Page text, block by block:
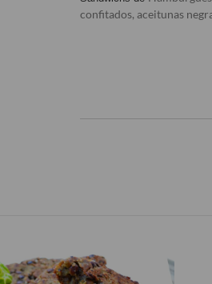
confitados, aceitunas